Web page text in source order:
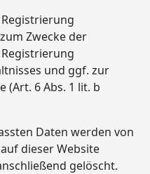
Zwecke der
und ggf. zur
(Art. 6 Abs. 1 lit. b
Daten werden von
dieser Website
gelöscht.